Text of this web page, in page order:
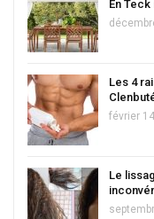
En
Les 4
février
Le